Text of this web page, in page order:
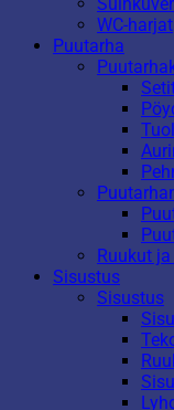
WC-harjat
Puutarha
Ruukut
Sisustus
Sisustus